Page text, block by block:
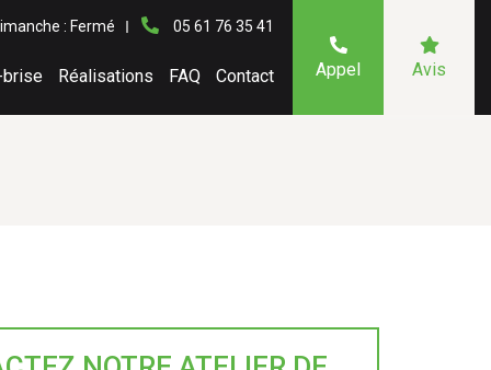
: Fermé 05 61 76 35 41
brise Réalisations FAQ Contact Appel Avis